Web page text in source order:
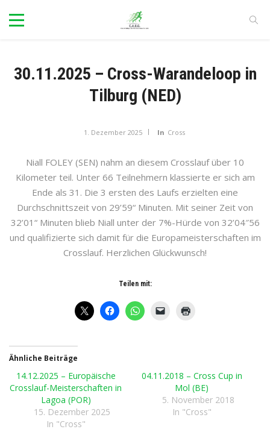
30.11.2025 – Cross-Warandeloop in
Tilburg (NED)
1. Dezember 2025 In Cross
Niall FOLEY (SEN) nahm an diesem Crosslauf über 10
Kilometer teil. Unter 66 Teilnehmern klassierte er sich am
Ende als 31. Die 3 ersten des Laufs erzielten eine
Durchschnittszeit von 29’59“ Minuten. Mit seiner Zeit von
32’01“ Minuten blieb Niall unter der 7%-Hürde von 32’04″56
und qualifizierte sich damit für die Europameisterschaften im
Crosslauf. Herzlichen Glückwunsch!
Teilen mit:
Ähnliche Beiträge
14.12.2025 – Europäische
Crosslauf-Meisterschaften in
Lagoa (POR)
15. Dezember 2025
In "Cross"
04.11.2018 – Cross Cup in
Mol (BE)
5. November 2018
In "Cross"